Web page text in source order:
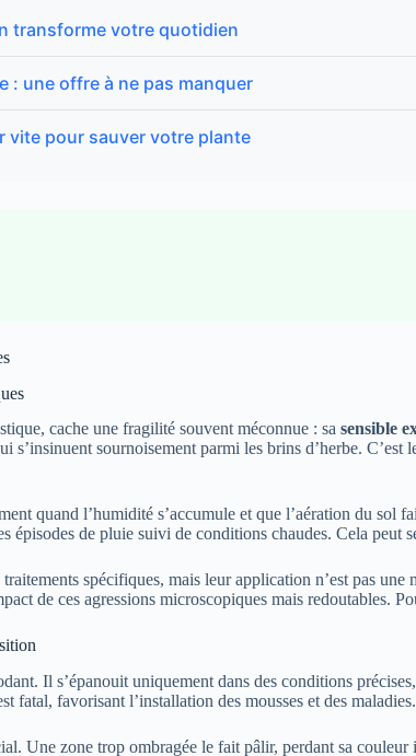
transforme votre quotidien
: une offre à ne pas manquer
vite pour sauver votre plante
cache une fragilité souvent méconnue : sa sensible
s’insinuent sournoisement parmi les brins d’herbe.
quand l’humidité s’accumule et que l’aération du
épisodes de pluie suivi de conditions chaudes. Cela
traitements spécifiques, mais leur application n’est pas
de ces agressions microscopiques mais redoutables.
Il s’épanouit uniquement dans des conditions
fatal, favorisant l’installation des mousses et des
Une zone trop ombragée le fait pâlir, perdant sa